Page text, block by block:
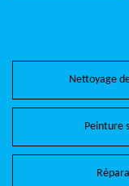
Nettoyage
Peinture